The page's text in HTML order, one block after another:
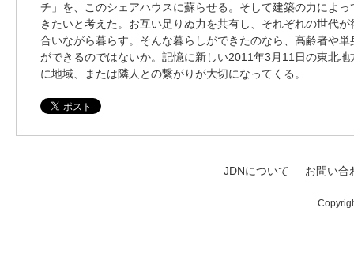
チ」を、このシェアハウスに蘇らせる。そして建築の力によ
きたいと考えた。お互い足りぬ力を共有し、それぞれの世代
合いながら暮らす。そんな暮らしができたのなら、高齢者や
ができるのではないか。記憶に新しい2011年3月11日の東北
に地域、または隣人との繋がりが大切になってくる。
JDNについて お問い合